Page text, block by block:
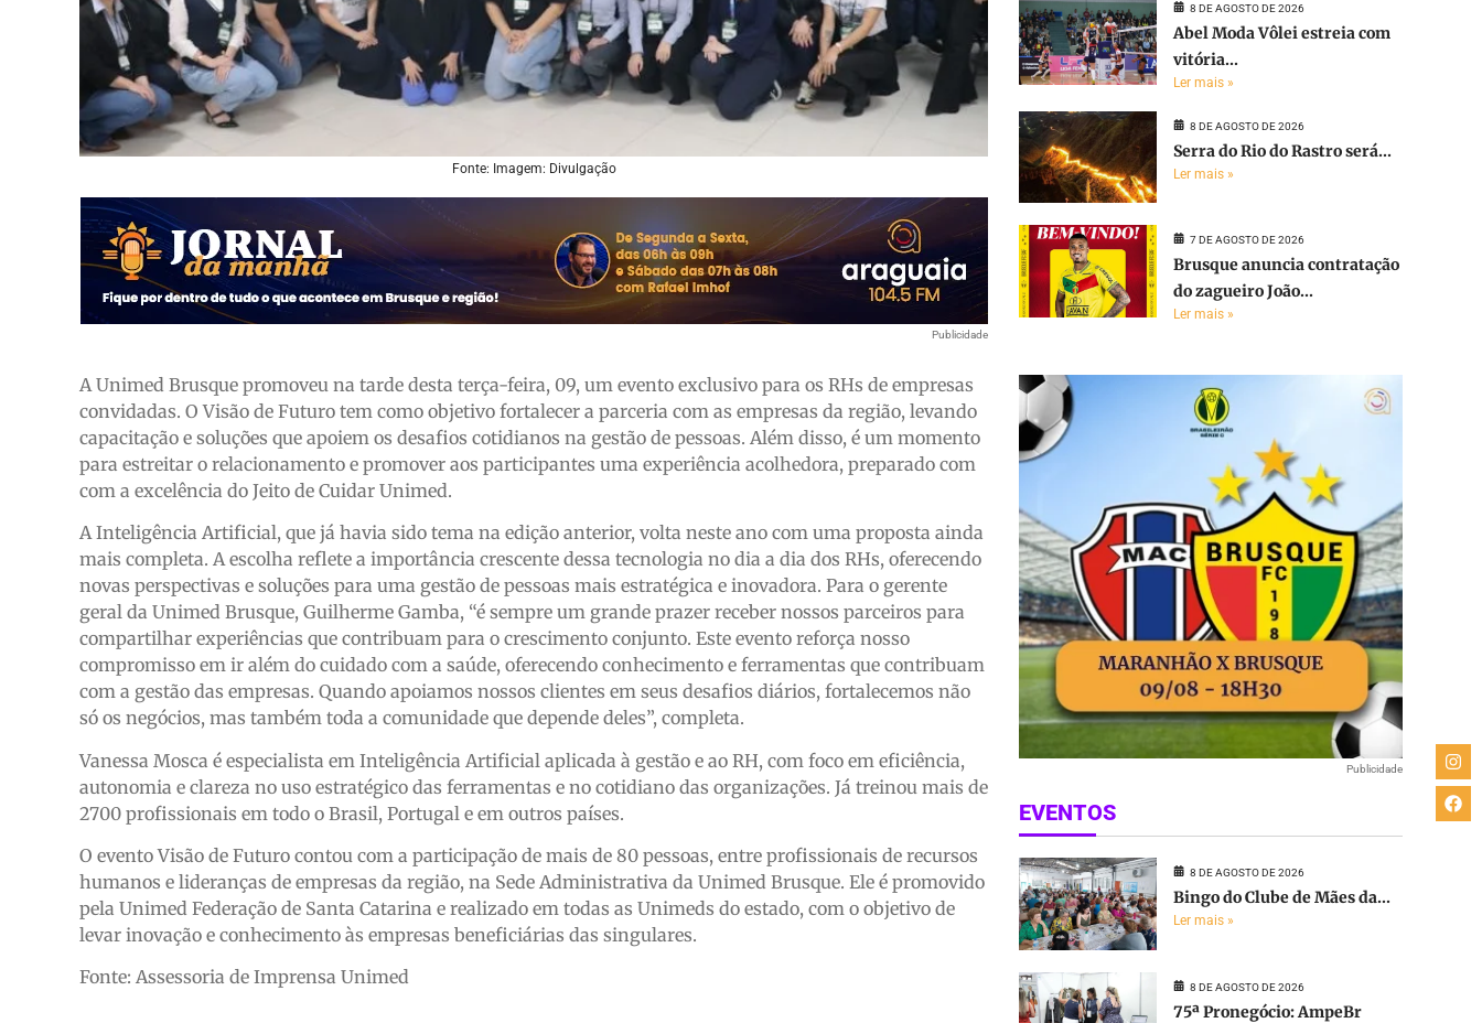
Fonte: Imagem: Divulgação
Publicidade
A Unimed Brusque promoveu na tarde desta terça-feira, 09, um evento exclusivo para os RHs de empresas
convidadas. O Visão de Futuro tem como objetivo fortalecer a parceria com as empresas da região, levando
capacitação e soluções que apoiem os desafios cotidianos na gestão de pessoas. Além disso, é um momento
para estreitar o relacionamento e promover aos participantes uma experiência acolhedora, preparado com
com a excelência do Jeito de Cuidar Unimed.
A Inteligência Artificial, que já havia sido tema na edição anterior, volta neste ano com uma proposta ainda
mais completa. A escolha reflete a importância crescente dessa tecnologia no dia a dia dos RHs, oferecendo
novas perspectivas e soluções para uma gestão de pessoas mais estratégica e inovadora. Para o gerente
geral da Unimed Brusque, Guilherme Gamba, “é sempre um grande prazer receber nossos parceiros para
compartilhar experiências que contribuam para o crescimento conjunto. Este evento reforça nosso
compromisso em ir além do cuidado com a saúde, oferecendo conhecimento e ferramentas que contribuam
com a gestão das empresas. Quando apoiamos nossos clientes em seus desafios diários, fortalecemos não
só os negócios, mas também toda a comunidade que depende deles”, completa.
Vanessa Mosca é especialista em Inteligência Artificial aplicada à gestão e ao RH, com foco em eficiência,
autonomia e clareza no uso estratégico das ferramentas e no cotidiano das organizações. Já treinou mais de
2700 profissionais em todo o Brasil, Portugal e em outros países.
O evento Visão de Futuro contou com a participação de mais de 80 pessoas, entre profissionais de recursos
humanos e lideranças de empresas da região, na Sede Administrativa da Unimed Brusque. Ele é promovido
pela Unimed Federação de Santa Catarina e realizado em todas as Unimeds do estado, com o objetivo de
levar inovação e conhecimento às empresas beneficiárias das singulares.
Fonte: Assessoria de Imprensa Unimed
8 DE AGOSTO DE 2026
Abel Moda Vôlei estreia com
vitória...
Ler mais »
8 DE AGOSTO DE 2026
Serra do Rio do Rastro será...
Ler mais »
7 DE AGOSTO DE 2026
Brusque anuncia contratação
do zagueiro João...
Ler mais »
Publicidade
EVENTOS
8 DE AGOSTO DE 2026
Bingo do Clube de Mães da...
Ler mais »
8 DE AGOSTO DE 2026
75ª Pronegócio: AmpeBr